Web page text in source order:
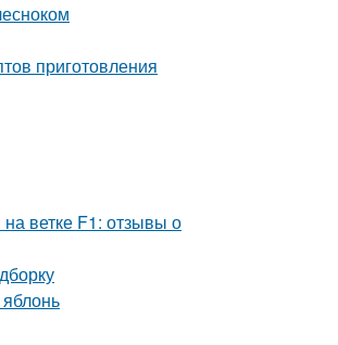
приготовления
ветке F1: отзывы о